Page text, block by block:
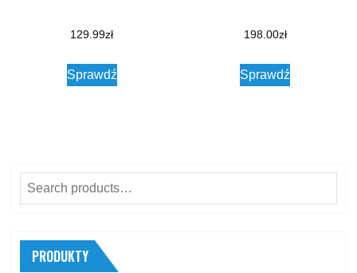
129.99zł
Sprawdź
198.00zł
Sprawdź
Search
for:
PRODUKTY